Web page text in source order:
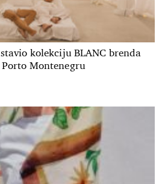
kolekciju BLANC brenda
Montenegru